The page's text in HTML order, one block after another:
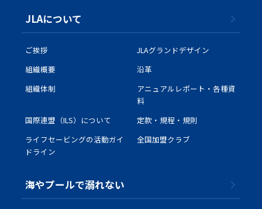
JLAについて
ご挨拶
JLAグランドデザイン
組織概要
沿革
組織体制
アニュアルレポート・各種資
料
国際連盟（ILS）について
定款・規程・規則
ライフセービングの活動ガイ
ドライン
全国加盟クラブ
海やプールで溺れない